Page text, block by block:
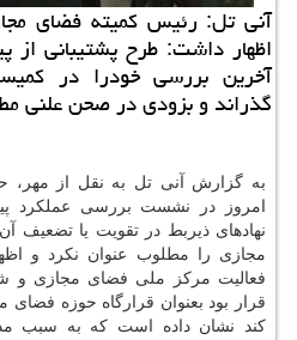
آنی تل: رئیس كمیته فضای
اظهار داشت: طرح پشتیبانی از
آخرین بررسی خودرا در
گذراند و بزودی در صحن علنی
به گزارش آنی تل به نقل از مهر،
امروز در نشست بررسی عملكرد
نهادهای ذیربط در تقویت یا تضعیف
مجازی را مطلوب عنوان نكرد و
فعالیت مركز ملی فضای مجازی و
قرار بود بعنوان قرارگاه حوزه فضای
كند نشان داده است كه به سبب